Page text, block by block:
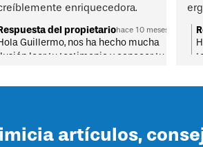
enriquecedora.
cursos están muy bien
combinando teoría
aplicación práctica a través de
llevo herramientas valiosas
buscan formación integral
del propietariohace 10 meses
Guillermo, nos ha hecho mucha
leer tu testimonio y conocer tu
muchos éxitos.
artículos,